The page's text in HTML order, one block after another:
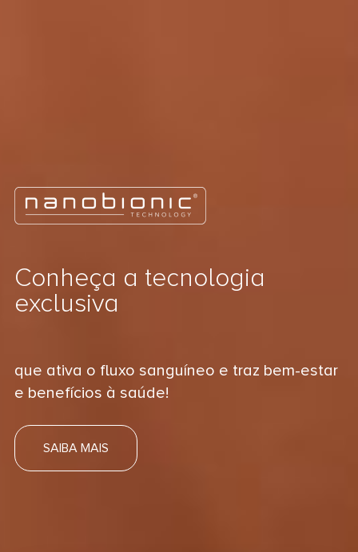
Conheça a tecnologia
exclusiva
que ativa o fluxo sanguíneo e traz bem-estar
e benefícios à saúde!
SAIBA MAIS